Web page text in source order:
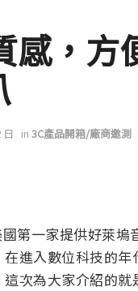
感，方
in 3C產品開箱/廠商邀測
第一家提供好萊塢
進入數位科技的年
次為大家介紹的就